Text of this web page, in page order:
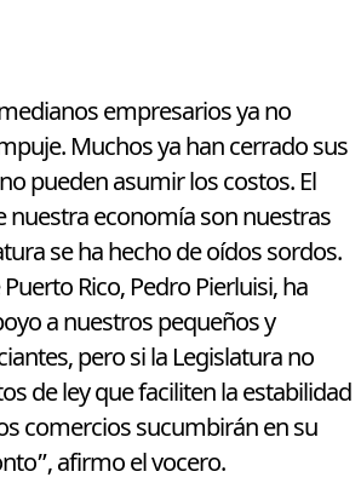
empresarios ya no
Muchos ya han cerrado sus
pueden asumir los costos. El
economía son nuestras
se ha hecho de oídos sordos.
Rico, Pedro Pierluisi, ha
a nuestros pequeños y
pero si la Legislatura no
de ley que faciliten la estabilidad
comercios sucumbirán en su
afirmo el vocero.